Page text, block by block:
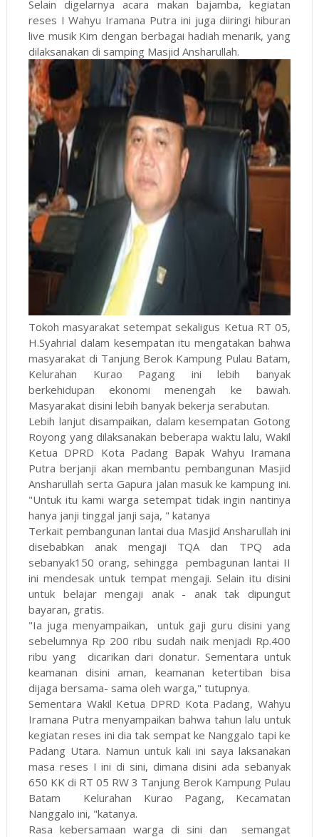
Selain digelarnya acara makan bajamba, kegiatan
reses I Wahyu Iramana Putra ini juga diiringi hiburan
live musik Kim dengan berbagai hadiah menarik, yang
dilaksanakan di samping Masjid Ansharullah.
Tokoh masyarakat setempat sekaligus Ketua RT 05,
H.Syahrial dalam kesempatan itu mengatakan bahwa
masyarakat di Tanjung Berok Kampung Pulau Batam,
Kelurahan Kurao Pagang ini lebih banyak
berkehidupan ekonomi menengah ke bawah.
Masyarakat disini lebih banyak bekerja serabutan.
Lebih lanjut disampaikan, dalam kesempatan Gotong
Royong yang dilaksanakan beberapa waktu lalu, Wakil
Ketua DPRD Kota Padang Bapak Wahyu Iramana
Putra berjanji akan membantu pembangunan Masjid
Ansharullah serta Gapura jalan masuk ke kampung ini.
"Untuk itu kami warga setempat tidak ingin nantinya
hanya janji tinggal janji saja, " katanya
Terkait pembangunan lantai dua Masjid Ansharullah ini
disebabkan anak mengaji TQA dan TPQ ada
sebanyak150 orang, sehingga pembagunan lantai II
ini mendesak untuk tempat mengaji. Selain itu disini
untuk belajar mengaji anak - anak tak dipungut
bayaran, gratis.
"Ia juga menyampaikan, untuk gaji guru disini yang
sebelumnya Rp 200 ribu sudah naik menjadi Rp.400
ribu yang dicarikan dari donatur. Sementara untuk
keamanan disini aman, keamanan ketertiban bisa
dijaga bersama- sama oleh warga," tutupnya.
Sementara Wakil Ketua DPRD Kota Padang, Wahyu
Iramana Putra menyampaikan bahwa tahun lalu untuk
kegiatan reses ini dia tak sempat ke Nanggalo tapi ke
Padang Utara. Namun untuk kali ini saya laksanakan
masa reses I ini di sini, dimana disini ada sebanyak
650 KK di RT 05 RW 3 Tanjung Berok Kampung Pulau
Batam Kelurahan Kurao Pagang, Kecamatan
Nanggalo ini, "katanya.
Rasa kebersamaan warga di sini dan semangat